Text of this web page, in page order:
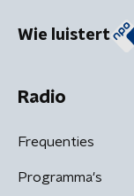
Wie luistert
Radio
Frequenties
Programma's